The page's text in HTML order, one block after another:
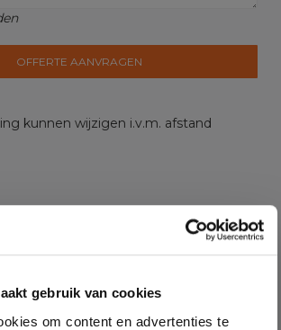
gebruik van cookies
om content en advertenties te
OFFERTE AANVRAGEN
kunnen wijzigen i.v.m. afstand